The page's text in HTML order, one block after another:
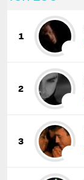
1
2
3